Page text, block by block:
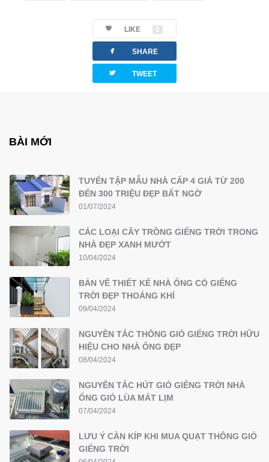
LIKE 0
facebook SHARE
twitterbird TWEET
BÀI MỚI
TUYỂN TẬP MẪU NHÀ CẤP 4 GIÁ TỪ 200
ĐẾN 300 TRIỆU ĐẸP BẤT NGỜ
01/07/2024
CÁC LOẠI CÂY TRỒNG GIẾNG TRỜI TRONG
NHÀ ĐẸP XANH MƯỚT
10/04/2024
BẢN VẼ THIẾT KẾ NHÀ ỐNG CÓ GIẾNG
TRỜI ĐẸP THOÁNG KHÍ
09/04/2024
NGUYÊN TẮC THÔNG GIÓ GIẾNG TRỜI HỮU
HIỆU CHO NHÀ ỐNG ĐẸP
08/04/2024
NGUYÊN TẮC HÚT GIÓ GIẾNG TRỜI NHÀ
ỐNG GIÓ LÙA MÁT LỊM
07/04/2024
LƯU Ý CẦN KÍP KHI MUA QUẠT THÔNG GIÓ
GIẾNG TRỜI